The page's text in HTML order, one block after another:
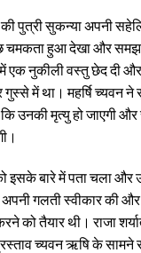
की पुत्री सुकन्या अपनी
चमकता हुआ देखा और समझ
नुकीली वस्तु छेद दी
गुस्से में था। महर्षि च्यवन
कि उनकी मृत्यु हो जाएगी
इसके बारे में पता चला और
गलती स्वीकार की और
को तैयार थी। राजा
च्यवन ऋषि के